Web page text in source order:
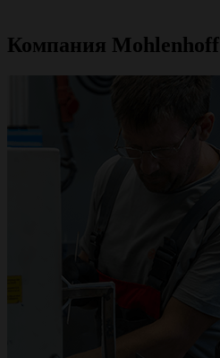
Компания Mohlenhoff